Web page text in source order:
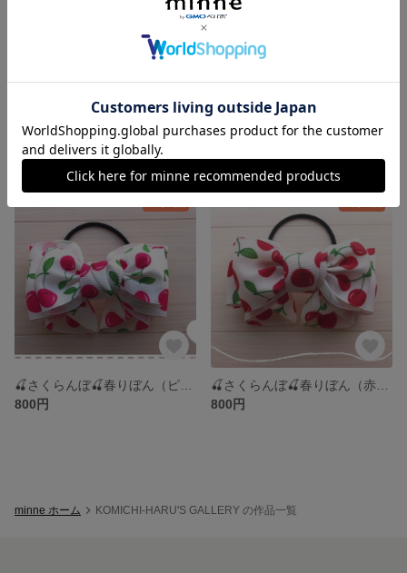
フリルリボン（naniribbon ）若草色
850円
850円
800円
800円
minne ホーム KOMICHI-HARU'S GALLERY の作品一覧